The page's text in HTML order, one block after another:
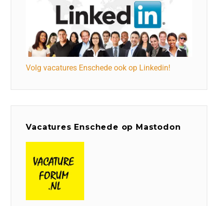
Volg vacatures Enschede ook op Linkedin!
Vacatures Enschede op Mastodon